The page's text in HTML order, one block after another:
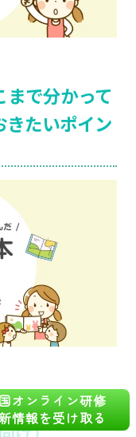
で分かって
きたいポイン
め絵本（2
オンライン研修
情報を受け取る